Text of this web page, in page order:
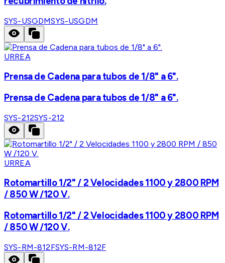
SYS-USGDMSYS-USGDM
URREA
Prensa de Cadena para tubos de 1/8" a 6".
Prensa de Cadena para tubos de 1/8" a 6".
SYS-212SYS-212
URREA
Rotomartillo 1/2" / 2 Velocidades 1100 y 2800 RPM
/ 850 W /120 V.
Rotomartillo 1/2" / 2 Velocidades 1100 y 2800 RPM
/ 850 W /120 V.
SYS-RM-812FSYS-RM-812F